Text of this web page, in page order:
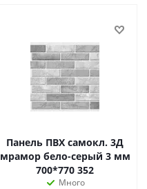
Панель ПВХ самокл. 3Д
мрамор бело-серый 3 мм
700*770 352
Много